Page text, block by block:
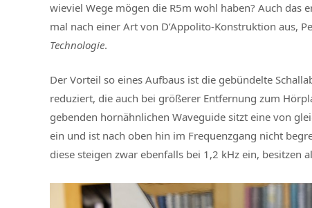
wieviel Wege mögen die R5m wohl haben? Auch das
mal nach einer Art von D’Appolito-Konstruktion aus,
Technologie.
Der Vorteil so eines Aufbaus ist die gebündelte
reduziert, die auch bei größerer Entfernung zum
gebenden hornähnlichen Waveguide sitzt eine von
ein und ist nach oben hin im Frequenzgang nicht
diese steigen zwar ebenfalls bei 1,2 kHz ein, besitzen